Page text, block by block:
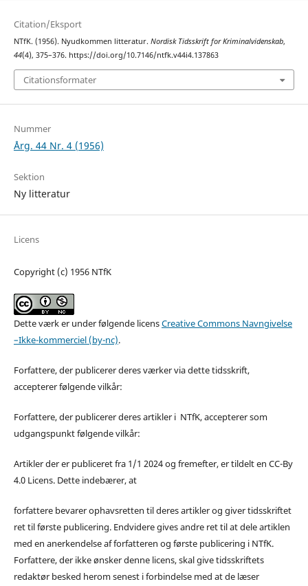
Citation/Eksport
NTfK. (1956). Nyudkommen litteratur. Nordisk Tidsskrift for Kriminalvidenskab,
44(4), 375–376. https://doi.org/10.7146/ntfk.v44i4.137863
Citationsformater
Nummer
Årg. 44 Nr. 4 (1956)
Sektion
Ny litteratur
Licens
Copyright (c) 1956 NTfK
Dette værk er under følgende licensCreative Commons Navngivelse
–Ikke-kommerciel (by-nc).
Forfattere, der publicerer deres værker via dette tidsskrift,
accepterer følgende vilkår:
Forfattere, der publicerer deres artikler i NTfK, accepterer som
udgangspunkt følgende vilkår:
Artikler der er publiceret fra 1/1 2024 og fremefter, er tildelt en CC-By
4.0 Licens. Dette indebærer, at
forfattere bevarer ophavsretten til deres artikler og giver tidsskriftet
ret til første publicering. Endvidere gives andre ret til at dele artiklen
med en anerkendelse af forfatteren og første publicering i NTfK.
Forfattere, der ikke ønsker denne licens, skal give tidsskriftets
redaktør besked herom senest i forbindelse med at de læser